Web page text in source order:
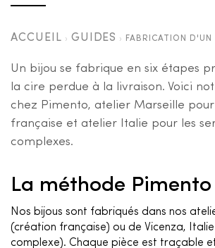
ACCUEIL › GUIDES › FABRICATION D'UN
Un bijou se fabrique en six étapes
la cire perdue à la livraison. Voici
chez Pimento, atelier Marseille
française et atelier Italie pour les
complexes.
La méthode Pimento
Nos bijous sont fabriqués dans nos
(création française) ou de Vicenza,
complexe). Chaque pièce est traçable